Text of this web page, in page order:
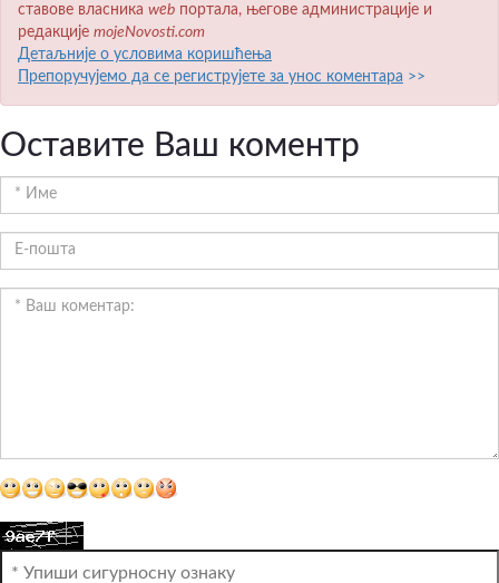
ставове власника wеb портала, његове администрације и
редакције mojeNovosti.com
Детаљније о условима коришћења
Препоручујемо да се региструјете за унос коментара >>
Оставите Ваш коментр